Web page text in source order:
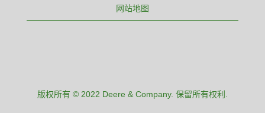
网站地图
版权所有 © 2022 Deere & Company. 保留所有权利.